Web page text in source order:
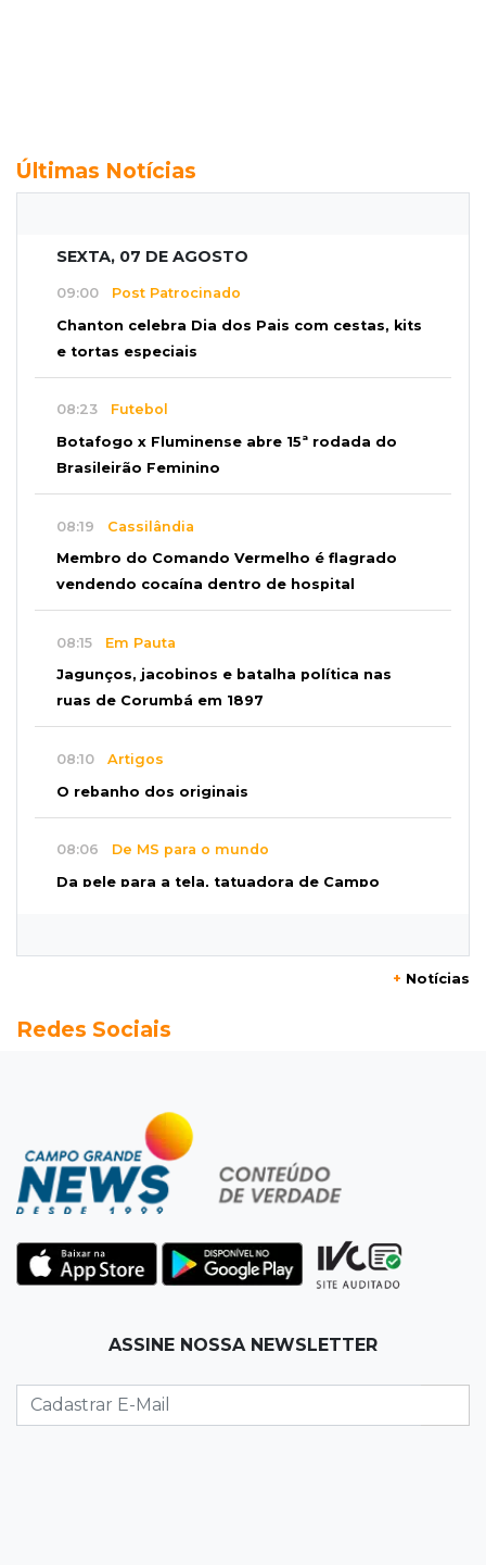
Últimas Notícias
SEXTA, 07 DE AGOSTO
09:00 Post Patrocinado
Chanton celebra Dia dos Pais com cestas, kits
e tortas especiais
08:23 Futebol
Botafogo x Fluminense abre 15ª rodada do
Brasileirão Feminino
08:19 Cassilândia
Membro do Comando Vermelho é flagrado
vendendo cocaína dentro de hospital
08:15 Em Pauta
Jagunços, jacobinos e batalha política nas
ruas de Corumbá em 1897
08:10 Artigos
O rebanho dos originais
08:06 De MS para o mundo
Da pele para a tela, tatuadora de Campo
opções com 48% de desconto
Fonte gigante fez supermercado em 1973 virar
passeio campo-grandense
07:49Copa Pelezinho
jogos neste sábado
Muita gente já passou a madrugada dentro da
+ Notícias
Redes Sociais
ASSINE NOSSA NEWSLETTER